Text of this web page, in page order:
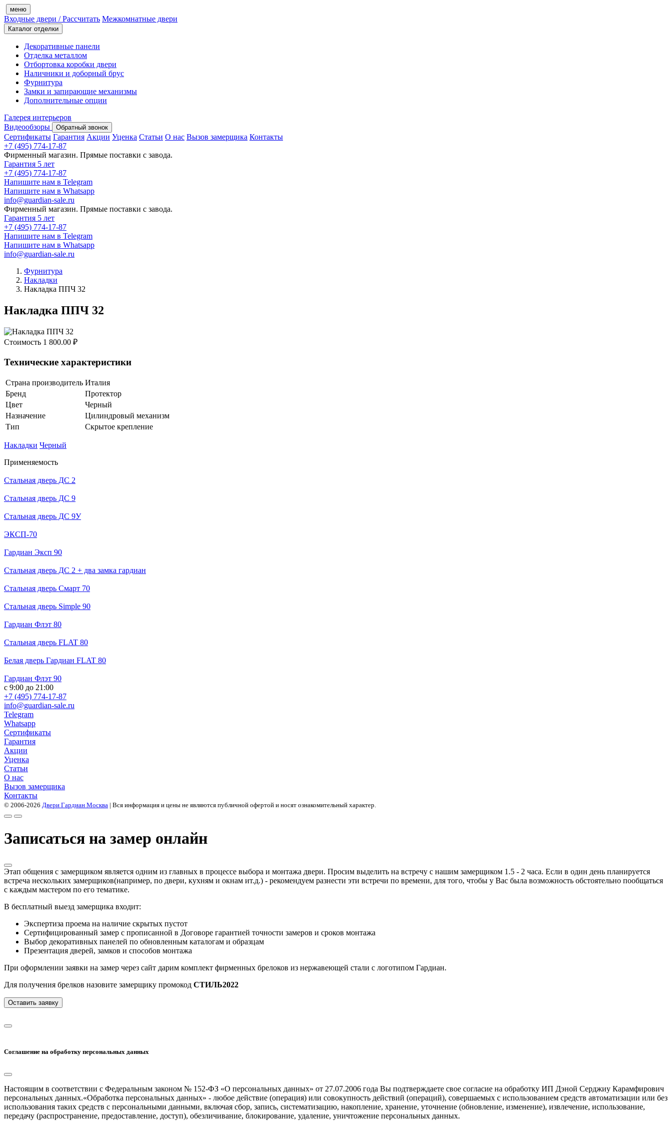
меню
Входные двери / Рассчитать Межкомнатные двери
Каталог отделки
Декоративные панели
Отделка металлом
Отбортовка коробки двери
Наличники и доборный брус
Фурнитура
Замки и запирающие механизмы
Дополнительные опции
Галерея интерьеров
Видеообзоры
Обратный звонок
Сертификаты Гарантия Акции Уценка Статьи О нас Вызов замерщика Контакты
+7 (495) 774-17-87
Фирменный магазин. Прямые поставки с завода.
Гарантия 5 лет
+7 (495) 774-17-87
Напишите нам в Telegram
Напишите нам в Whatsapp
info@guardian-sale.ru
Фирменный магазин. Прямые поставки с завода.
Гарантия 5 лет
+7 (495) 774-17-87
Напишите нам в Telegram
Напишите нам в Whatsapp
info@guardian-sale.ru
Фурнитура
Накладки
Накладка ППЧ 32
Накладка ППЧ 32
Стоимость 1 800.00 ₽
Технические характеристики
Страна производитель Италия
Бренд
Протектор
Цвет
Черный
Назначение
Цилиндровый механизм
Тип
Скрытое крепление
Накладки Черный
Применяемость
Стальная дверь ДС 2
Стальная дверь ДС 9
Стальная дверь ДС 9У
ЭКСП-70
Гардиан Эксп 90
Стальная дверь ДС 2 + два замка гардиан
Стальная дверь Смарт 70
Стальная дверь Simple 90
Гардиан Флэт 80
Стальная дверь FLAT 80
Белая дверь Гардиан FLAT 80
Гардиан Флэт 90
с 9:00 до 21:00
+7 (495) 774-17-87
info@guardian-sale.ru
Telegram
Whatsapp
Сертификаты
Гарантия
Акции
Уценка
Статьи
О нас
Вызов замерщика
Контакты
© 2006-2026 Двери Гардиан Москва | Вся информация и цены не являются публичной офертой и носят ознакомительный характер.
Записаться на замер онлайн
Этап общения с замерщиком является одним из главных в процессе выбора и монтажа двери. Просим выделить на встречу с нашим замерщиком 1.5 - 2 часа. Если в один день планируется
встреча нескольких замерщиков(например, по двери, кухням и окнам ит.д.) - рекомендуем разнести эти встречи по времени, для того, чтобы у Вас была возможность обстоятельно пообщаться
с каждым мастером по его тематике.
В бесплатный выезд замерщика входит:
Экспертиза проема на наличие скрытых пустот
Сертифицированный замер с прописанной в Договоре гарантией точности замеров и сроков монтажа
Выбор декоративных панелей по обновленным каталогам и образцам
Презентация дверей, замков и способов монтажа
При оформлении заявки на замер через сайт дарим комплект фирменных брелоков из нержавеющей стали с логотипом Гардиан.
Для получения брелков назовите замерщику промокод СТИЛЬ2022
Оставить заявку
Соглашение на обработку персональных данных
Настоящим в соответствии с Федеральным законом № 152-ФЗ «О персональных данных» от 27.07.2006 года Вы подтверждаете свое согласие на обработку ИП Дэной Серджиу Карамфирович
персональных данных.«Обработка персональных данных» - любое действие (операция) или совокупность действий (операций), совершаемых с использованием средств автоматизации или без
использования таких средств с персональными данными, включая сбор, запись, систематизацию, накопление, хранение, уточнение (обновление, изменение), извлечение, использование,
передачу (распространение, предоставление, доступ), обезличивание, блокирование, удаление, уничтожение персональных данных.